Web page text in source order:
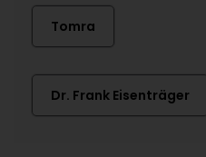
Tomra
Dr. Frank Eisenträger